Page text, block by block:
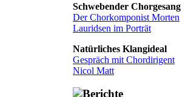
Schwebender Chorgesang
Der Chorkomponist Morten
Lauridsen im Porträt
Natürliches Klangideal
Gespräch mit Chordirigent
Nicol Matt